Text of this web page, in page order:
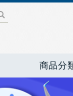
商品分